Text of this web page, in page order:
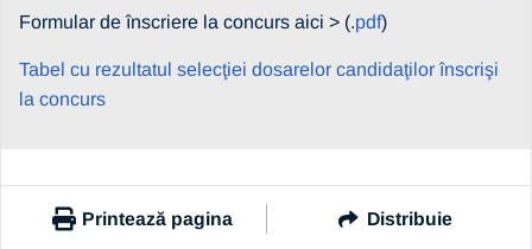
Formular de înscriere la concurs aici > (.pdf)
Tabel cu rezultatul selecţiei dosarelor candidaţilor înscrişi
la concurs
Printează pagina Distribuie